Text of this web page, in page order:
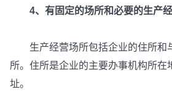
4、有固定的场所和必要的生产
生产经营场所包括企业的住所和
所。住所是企业的主要办事机构所在
址。